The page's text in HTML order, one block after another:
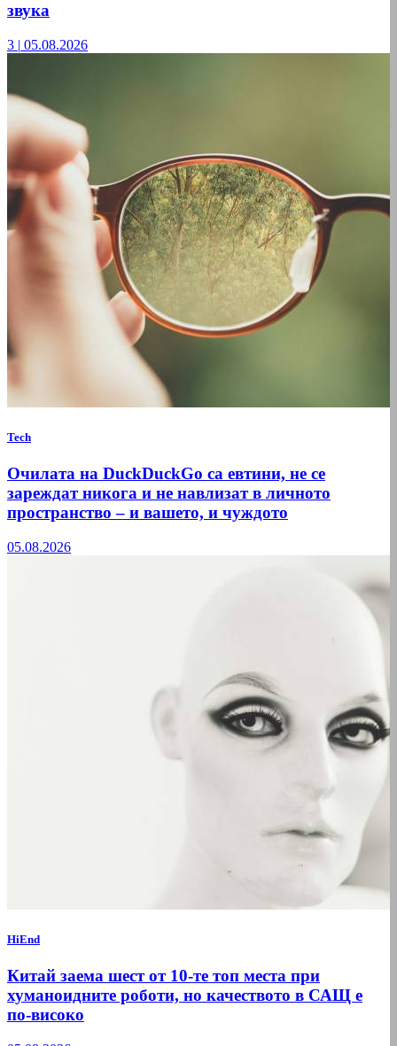
звука
3 | 05.08.2026
Tech
Очилата на DuckDuckGo са евтини, не се
зареждат никога и не навлизат в личното
пространство – и вашето, и чуждото
05.08.2026
HiEnd
Китай заема шест от 10-те топ места при
хуманоидните роботи, но качеството в САЩ е
по-високо